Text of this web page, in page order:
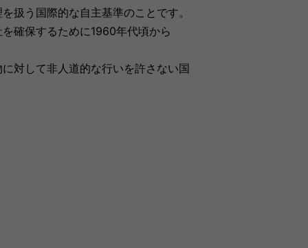
扱う国際的な自主基準のことです。
確保するために1960年代頃から
対して非人道的な行いを許さない国